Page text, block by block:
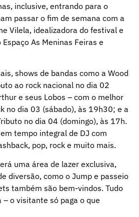
inclusive, entrando para o
passar o fim de semana com a
Vilela, idealizadora do festival e
As Meninas Feiras e
shows de bandas como a Wood
ao rock nacional no dia 02
e seus Lobos – com o melhor
no dia 03 (sábado), às 19h30; e a
no dia 04 (domingo), às 17h.
tempo integral de DJ com
pop, rock e muito mais.
uma área de lazer exclusiva,
diversão, como o Jump e passeio
também são bem-vindos. Tudo
o visitante só paga o que